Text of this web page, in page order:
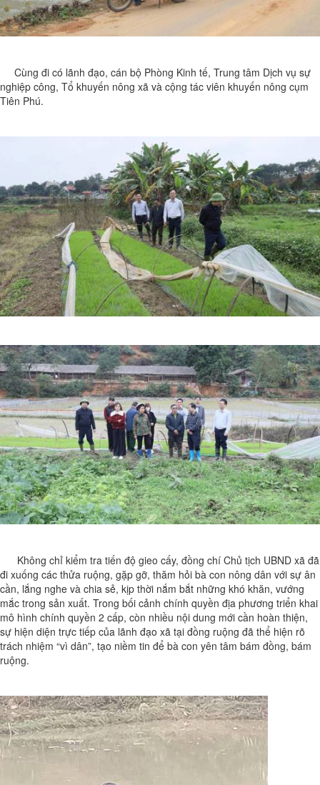
Cùng đi có lãnh đạo, cán bộ Phòng Kinh tế, Trung tâm Dịch vụ sự
nghiệp công, Tổ khuyến nông xã và cộng tác viên khuyến nông cụm
Tiên Phú.
Không chỉ kiểm tra tiến độ gieo cấy, đồng chí Chủ tịch UBND xã đã
đi xuống các thửa ruộng, gặp gỡ, thăm hỏi bà con nông dân với sự ân
cần, lắng nghe và chia sẻ, kịp thời nắm bắt những khó khăn, vướng
mắc trong sản xuất. Trong bối cảnh chính quyền địa phương triển khai
mô hình chính quyền 2 cấp, còn nhiều nội dung mới cần hoàn thiện,
sự hiện diện trực tiếp của lãnh đạo xã tại đồng ruộng đã thể hiện rõ
trách nhiệm “vì dân”, tạo niềm tin để bà con yên tâm bám đồng, bám
ruộng.